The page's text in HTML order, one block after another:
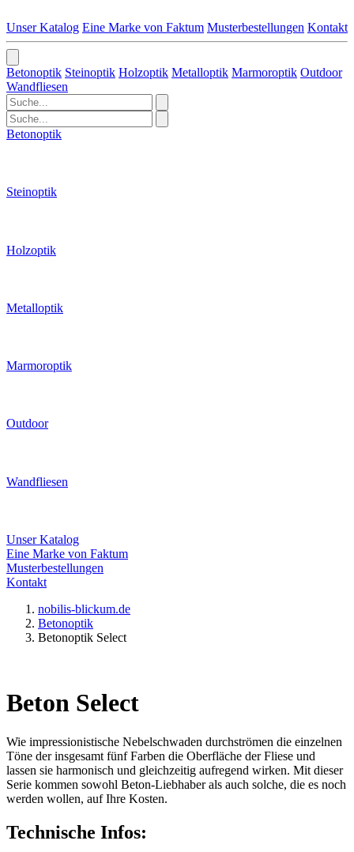
Unser Katalog Eine Marke von Faktum Musterbestellungen Kontakt
Betonoptik Steinoptik Holzoptik Metalloptik Marmoroptik Outdoor
Wandfliesen
Betonoptik
Steinoptik
Holzoptik
Metalloptik
Marmoroptik
Outdoor
Wandfliesen
Unser Katalog
Eine Marke von Faktum
Musterbestellungen
Kontakt
nobilis-blickum.de
Betonoptik
Betonoptik Select
Beton Select
Wie impressionistische Nebelschwaden durchströmen die einzelnen
Töne der insgesamt fünf Farben die Oberfläche der Fliese und
lassen sie harmonisch und gleichzeitig aufregend wirken. Mit dieser
Serie kommen sowohl Beton-Liebhaber als auch solche, die es noch
werden wollen, auf Ihre Kosten.
Technische Infos: